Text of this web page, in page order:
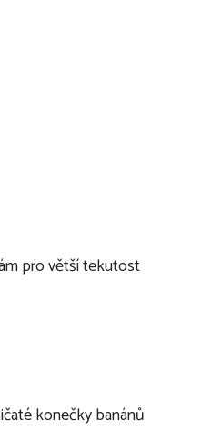
pro větší tekutost
konečky banánů